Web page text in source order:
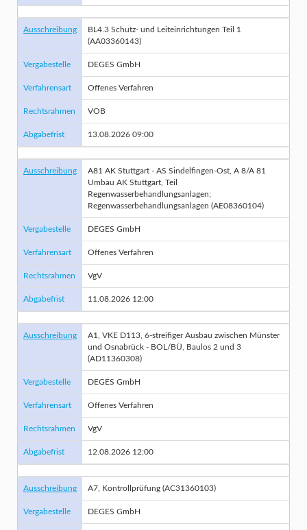
Ausschreibung
BL4.3 Schutz- und Leiteinrichtungen Teil 1
(AA03360143)
Vergabestelle DEGES GmbH
Verfahrensart Offenes Verfahren
Rechtsrahmen VOB
Abgabefrist 13.08.2026 09:00
Ausschreibung
A81 AK Stuttgart - AS Sindelfingen-Ost, A 8/A 81
Umbau AK Stuttgart, Teil
Regenwasserbehandlungsanlagen;
Regenwasserbehandlungsanlagen (AE08360104)
Vergabestelle DEGES GmbH
Verfahrensart Offenes Verfahren
Rechtsrahmen VgV
Abgabefrist 11.08.2026 12:00
Ausschreibung
A1, VKE D113, 6-streifiger Ausbau zwischen Münster
und Osnabrück - BOL/BÜ, Baulos 2 und 3
(AD11360308)
Vergabestelle DEGES GmbH
Verfahrensart Offenes Verfahren
Rechtsrahmen VgV
Abgabefrist 12.08.2026 12:00
Ausschreibung A7, Kontrollprüfung (AC31360103)
Vergabestelle DEGES GmbH